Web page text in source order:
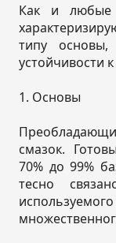
Как и любые
типу основы,
устойчивости
1. Основы
смазок.
70% до 99%
тесно